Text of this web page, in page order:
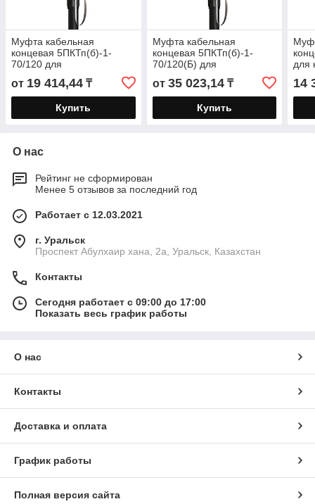
Муфта кабельная
концевая 5ПКТп(б)-1-
70/120 для
бронированных кабелей с
пластмассовой и ЭПР
изоляцией до 1кВ
от 19 414,44 ₸
Купить
Муфта кабельная
концевая 5ПКТп(б)-1-
70/120(Б) для
бронированных кабелей с
пластмассовой и ЭПР
изоляцией до 1кВ
от 35 023,14₸
Купить
для
14
О нас
Рейтинг не сформирован
Менее 5 отзывов за последний год
Работает с 12.03.2021
г. Уральск
Проспект Абулхаир хана, 2а, Уральск, Казахстан
Контакты
Сегодня работает с 09:00 до 17:00
Показать весь график работы
О нас
Контакты
Доставка и оплата
График работы
Полная версия сайта